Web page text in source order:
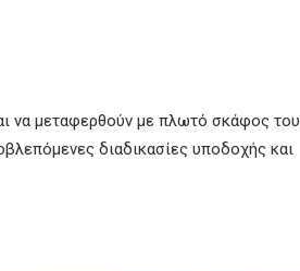
να μεταφερθούν με πλωτό σκάφος του
διαδικασίες υποδοχής και